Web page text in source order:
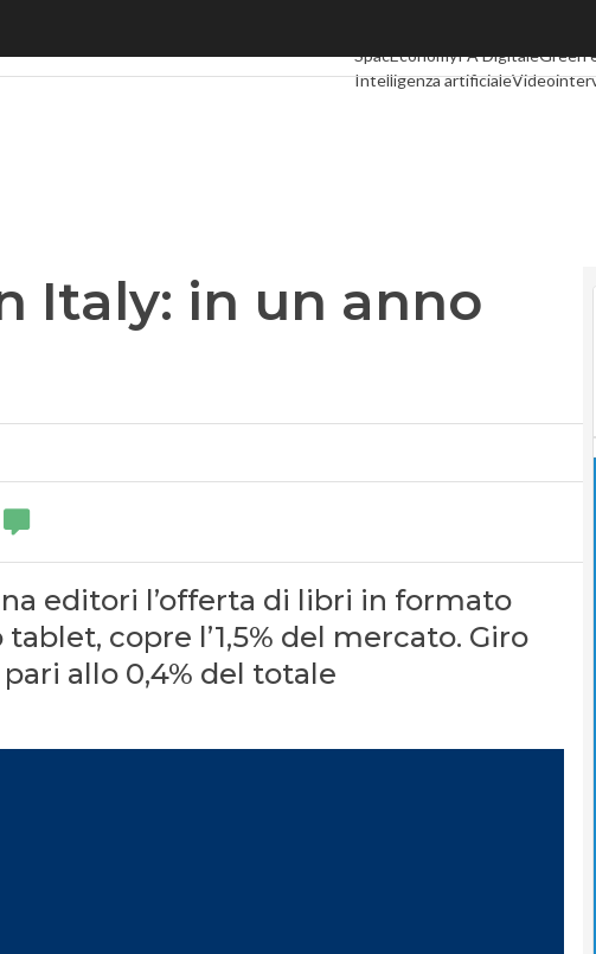
SpacEconomyPA DigitaleGreen
Intelligenza artificiale
Italy: in un anno
editori l’offerta di libri in formato
copre l’1,5% del mercato. Giro
allo 0,4% del totale